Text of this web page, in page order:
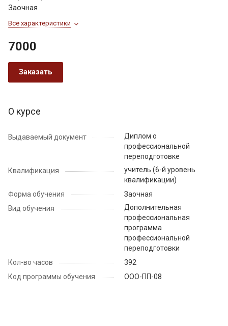
Заочная
Все характеристики
7000
Заказать
О курсе
Выдаваемый документ
Диплом о
профессиональной
переподготовке
Квалификация
учитель (6-й уровень
квалификации)
Форма обучения
Заочная
Вид обучения
Дополнительная
профессиональная
программа
профессиональной
переподготовки
Кол-во часов
392
Код программы обучения
ООО-ПП-08